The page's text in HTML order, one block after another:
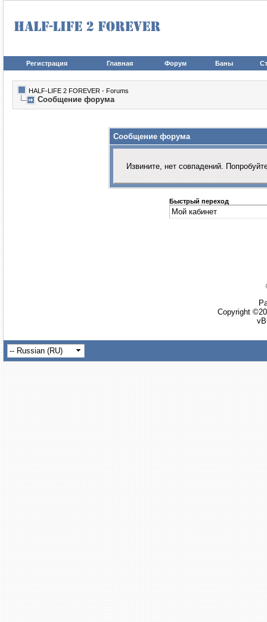
Регистрация Главная Форум Баны
HALF-LIFE 2 FOREVER - Forums
Сообщение форума
Сообщение форума
Извините, нет совпадений.
Быстрый переход
Copyright